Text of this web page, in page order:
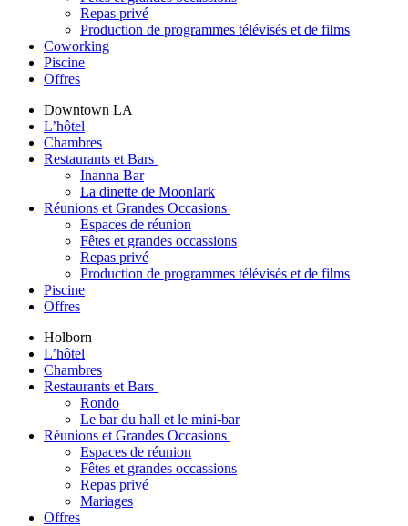
Repas privé
Production de programmes télévisés et de films
Coworking
Piscine
Offres
Downtown LA
L’hôtel
Chambres
Restaurants et Bars
Inanna Bar
La dinette de Moonlark
Réunions et Grandes Occasions
Espaces de réunion
Fêtes et grandes occassions
Repas privé
Production de programmes télévisés et de films
Piscine
Offres
Holborn
L’hôtel
Chambres
Restaurants et Bars
Rondo
Le bar du hall et le mini-bar
Réunions et Grandes Occasions
Espaces de réunion
Fêtes et grandes occassions
Repas privé
Mariages
Offres